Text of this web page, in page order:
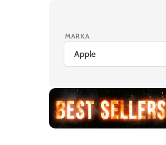
Ekran Koruyucu
MARKA